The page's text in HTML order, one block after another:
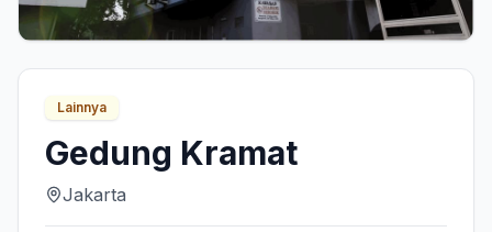
Lainnya
Gedung Kramat
Jakarta